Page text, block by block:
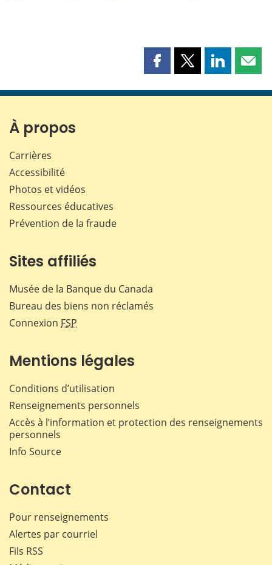
Partager
page
Partager
page
Partager
page page
À propos
Carrières
Accessibilité
Photos et vidéos
Ressources éducatives
Prévention de la fraude
Sites affiliés
Musée de la Banque du Canada
Bureau des biens non réclamés
Connexion FSP
Mentions légales
Conditions d’utilisation
Renseignements personnels
Accès à l’information et protection des renseignements
personnels
Info Source
Contact
Pour renseignements
Alertes par courriel
Fils RSS